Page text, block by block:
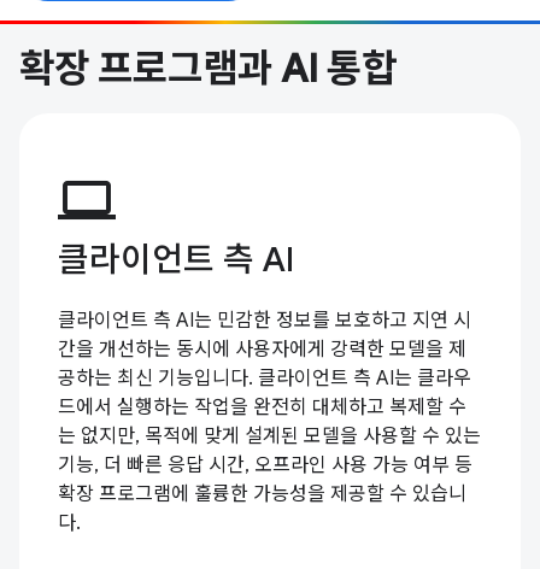
확장 프로그램과 AI 통합
computer
클라이언트 측 AI
클라이언트 측 AI는 민감한 정보를 보호하고 지연 시
간을 개선하는 동시에 사용자에게 강력한 모델을 제
공하는 최신 기능입니다. 클라이언트 측 AI는 클라우
드에서 실행하는 작업을 완전히 대체하고 복제할 수
는 없지만, 목적에 맞게 설계된 모델을 사용할 수 있는
기능, 더 빠른 응답 시간, 오프라인 사용 가능 여부 등
확장 프로그램에 훌륭한 가능성을 제공할 수 있습니
다.